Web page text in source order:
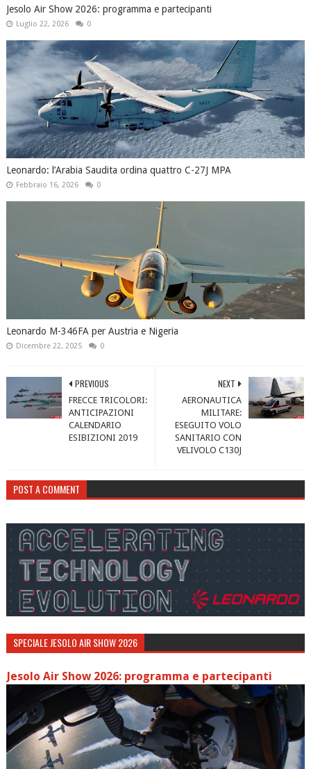
Jesolo Air Show 2026: programma e partecipanti
Luglio 22, 2026 0
Leonardo: l’Arabia Saudita ordina quattro C-27J MPA
Febbraio 16, 2026 0
Leonardo M-346FA per Austria e Nigeria
Dicembre 22, 2025 0
NEXT
AERONAUTICA
MILITARE:
ESEGUITO VOLO
SANITARIO CON
VELIVOLO C130J
PREVIOUS
FRECCE TRICOLORI:
ANTICIPAZIONI
CALENDARIO
ESIBIZIONI 2019
POST A COMMENT
SPECIALE JESOLO AIR SHOW 2026
Jesolo Air Show 2026: programma e partecipanti